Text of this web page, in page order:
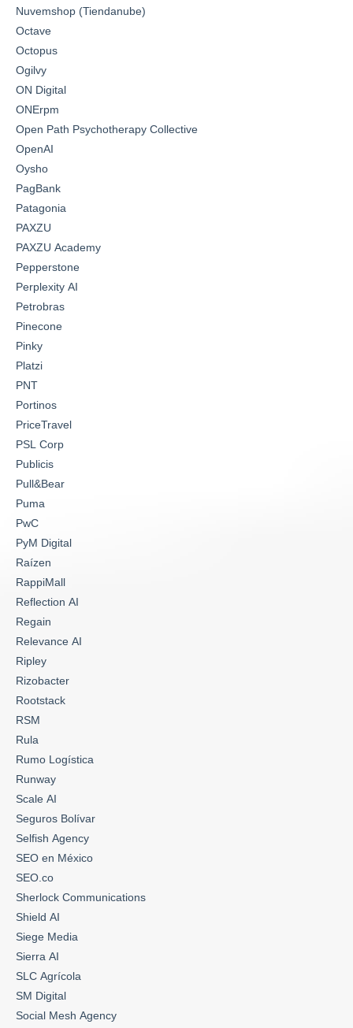
Nuvemshop (Tiendanube)
Octave
Octopus
Ogilvy
ON Digital
ONErpm
Open Path Psychotherapy Collective
OpenAI
Oysho
PagBank
Patagonia
PAXZU
PAXZU Academy
Pepperstone
Perplexity AI
Petrobras
Pinecone
Pinky
Platzi
PNT
Portinos
PriceTravel
PSL Corp
Publicis
Pull&Bear
Puma
PwC
PyM Digital
Raízen
RappiMall
Reflection AI
Regain
Relevance AI
Ripley
Rizobacter
Rootstack
RSM
Rula
Rumo Logística
Runway
Scale AI
Seguros Bolívar
Selfish Agency
SEO en México
SEO.co
Sherlock Communications
Shield AI
Siege Media
Sierra AI
SLC Agrícola
SM Digital
Social Mesh Agency